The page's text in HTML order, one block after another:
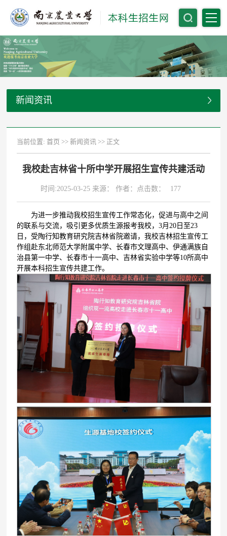
新闻资讯
当前位置:首页 >>新闻资讯 >> 正文
我校赴吉林省十所中学开展招生宣传共建活动
时间:2025-03-25 来源： 作者：点击数： 177
为进一步推动我校招生宣传工作常态化，促进与高中之间
的联系与交流，吸引更多优质生源报考我校，3月20日至23
日，受陶行知教育研究院吉林省院邀请，我校吉林招生宣传工
作组赴东北师范大学附属中学、长春市文理高中、伊通满族自
治县第一中学、长春市十一高中、吉林省实验中学等10所高中
开展本科招生宣传共建工作。